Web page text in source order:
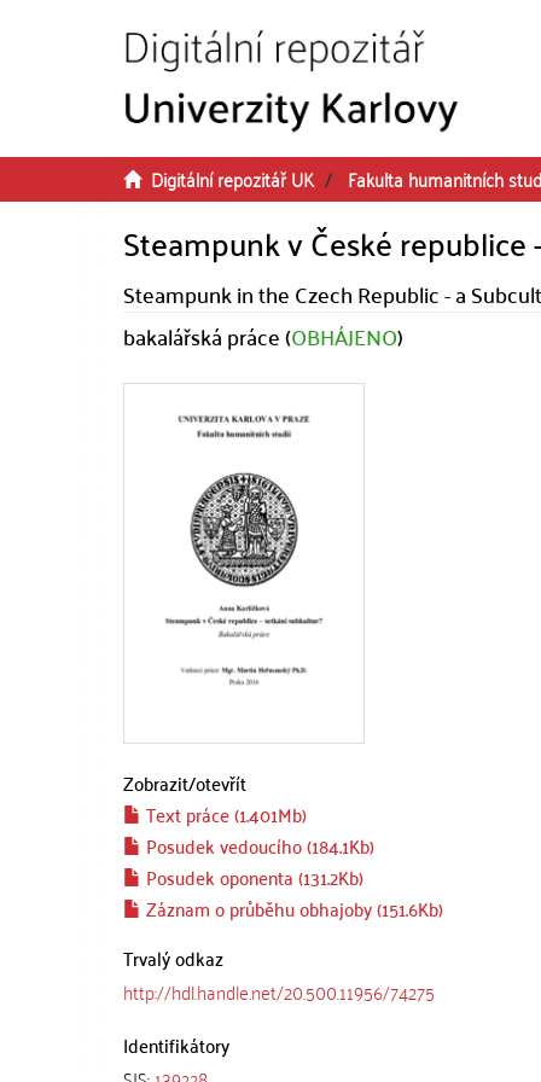
Digitální repozitář UK Fakulta humanitních
Steampunk v České
Steampunk in the Czech Republic - a
bakalářská práce (OBHÁJENO)
Zobrazit/otevřít
Text práce (1.401Mb)
Posudek vedoucího (184.1Kb)
Posudek oponenta (131.2Kb)
Záznam o průběhu obhajoby (151.6Kb)
Trvalý odkaz
http://hdl.handle.net/20.500.11956/74275
Identifikátory